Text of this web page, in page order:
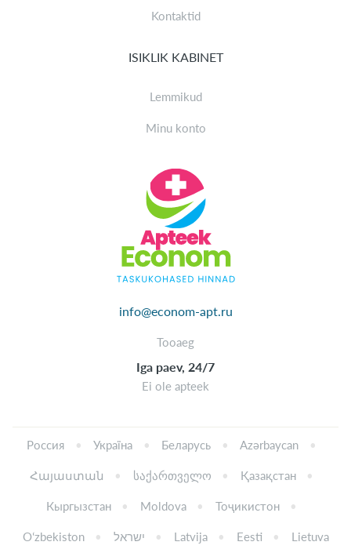
info@econom-apt.ru
Tooaeg
Iga paev, 24/7
Ei ole apteek
Kontaktid
ISIKLIK KABINET
Lemmikud
Minu konto
Россия Україна Беларусь Azərbaycan
Հայաստան საქართველო Қазақстан
Кыргызстан Moldova Тоҷикистон
Oʻzbekiston ישראל Latvija Eesti Lietuva